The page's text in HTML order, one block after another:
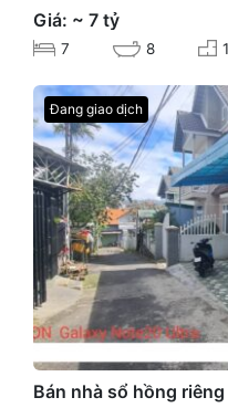
Giá: ~ 7 tỷ
7 8
Đang giao dịch
Bán nhà sổ hồng